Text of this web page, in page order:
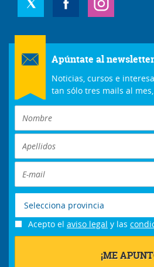
Apúntate al newsletter
Noticias, cursos e
tan sólo tres mails al
Selecciona provincia
Acepto el aviso legal y las